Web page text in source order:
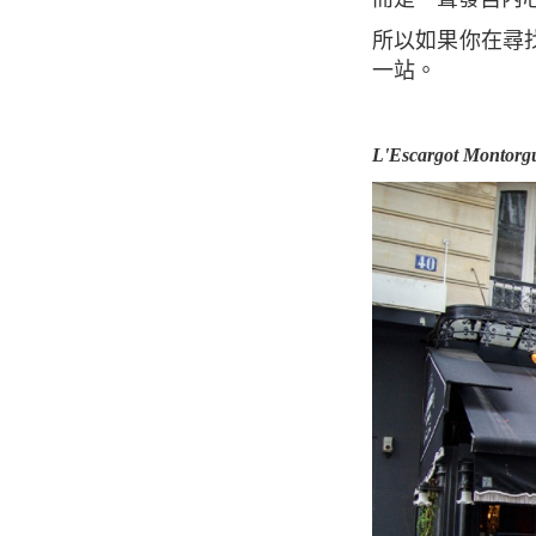
所以如果你在尋找巴黎最棒的吃蝸牛的餐廳， L'Escargot Montorgueil應該是你冒險旅程的第
一站。
L'Escargot